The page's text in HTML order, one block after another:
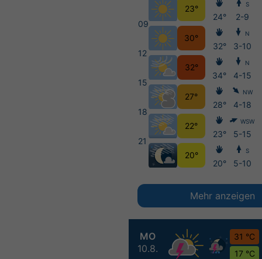
MO
10.8.
31 °C
17 °C
09
12
15
18
21
23°
30°
32°
27°
22°
20°
24°
32°
34°
28°
23°
20°
S
2-9
N
3-10
N
4-15
NW
4-18
WSW
5-15
S
5-10
Mehr anzeigen